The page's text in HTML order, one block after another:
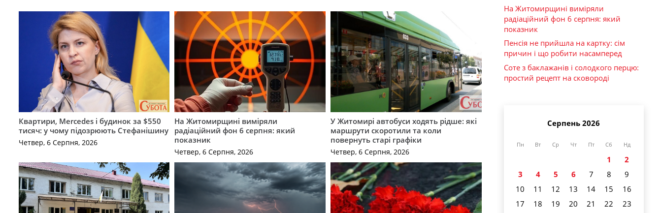
Квартири, Mercedes і будинок за $550
тисяч: у чому підозрюють Стефанішину
Четвер, 6 Серпня, 2026
На Житомирщині виміряли
радіаційний фон 6 серпня: який
показник
Четвер, 6 Серпня, 2026
У Житомирі автобуси ходять рідше: які
маршрути скоротили та коли
повернуть старі графіки
Четвер, 6 Серпня, 2026
На Житомирщині виміряли
радіаційний фон 6 серпня: який
показник
Пенсія не прийшла на картку: сім
причин і що робити насамперед
Соте з баклажанів і солодкого перцю:
простий рецепт на сковороді
Серпень 2026
Пн Вт Ср Чт Пт Сб Нд
1
2
3
4 5 6 7 8
9
10
11 12 13 14 15
16
17
18 19 20 21 22
23